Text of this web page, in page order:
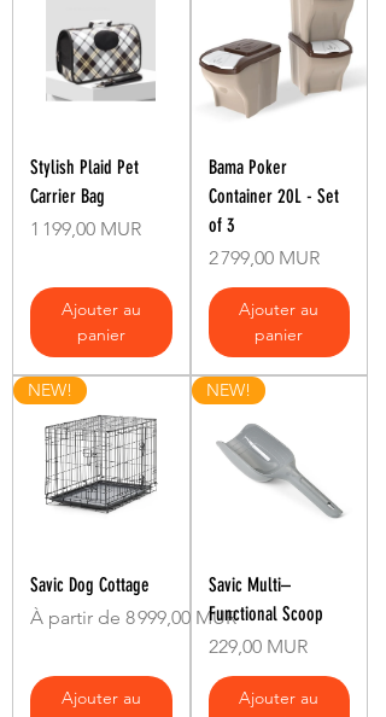
Stylish Plaid Pet
Carrier Bag
Prix
1 199,00 MUR
Ajouter au
panier
Bama Poker
Container 20L - Set
of 3
Prix
2 799,00 MUR
Ajouter au
panier
NEW!
Savic Dog Cottage
À partir de 8 999,00 MUR
Prix promotionnel
Ajouter au
NEW!
Savic Multi–
Functional Scoop
Prix
229,00 MUR
Ajouter au